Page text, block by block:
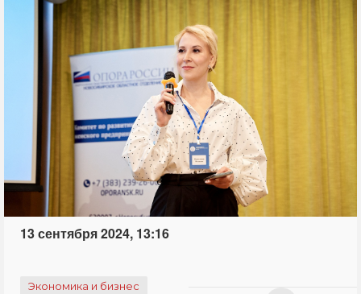
13 сентября 2024, 13:16
Экономика и бизнес